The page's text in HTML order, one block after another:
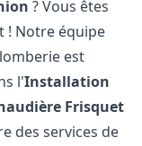
? Vous êtes
! Notre équipe
est
l'Installation
Frisquet
des services de